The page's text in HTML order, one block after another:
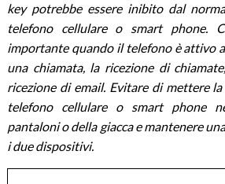
key potrebbe essere inibito dal
telefono cellulare o smart phone.
importante quando il telefono è attivo
una chiamata, la ricezione di
ricezione di email. Evitare di mettere
telefono cellulare o smart phone
pantaloni o della giacca e mantenere
i due dispositivi.